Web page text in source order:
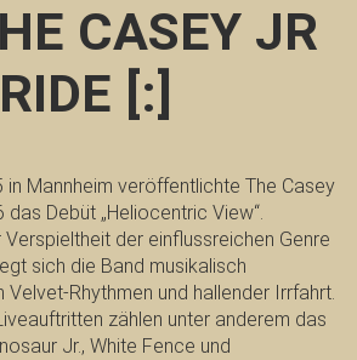
CASEY JR
RIDE [:]
in Mannheim veröffentlichte The Casey
Debüt „Heliocentric View“.
der einflussreichen Genre
sich die Band musikalisch
Rhythmen und hallender Irrfahrt.
zählen unter anderem das
Jr., White Fence und